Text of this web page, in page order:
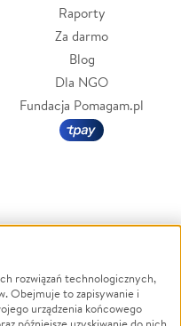
Raporty
Za darmo
Blog
Dla NGO
Fundacja Pomagam.pl
Powódź
Wichura
rozwiązań technologicznych,
Obejmuje to zapisywanie i
urządzenia końcowego